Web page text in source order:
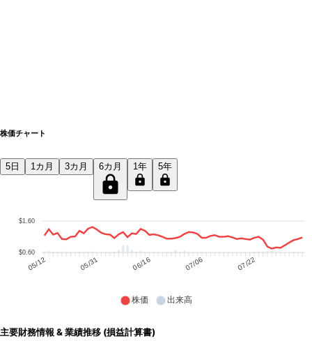
株価チャート
5日 1カ月 3カ月 6カ月 1年 5年
$1.60
$0.60
05/12 05/31 06/16 07/06 07/22
株価 出来高
主要財務情報 & 業績推移 (損益計算書)